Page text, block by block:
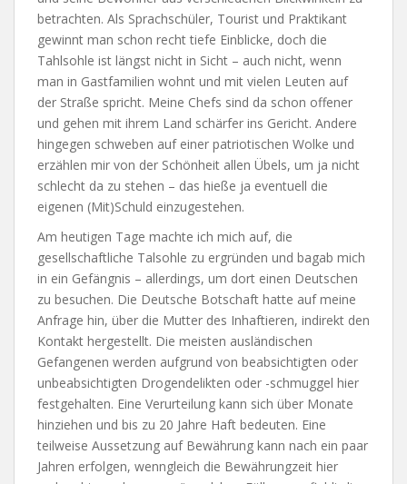
betrachten. Als Sprachschüler, Tourist und Praktikant
gewinnt man schon recht tiefe Einblicke, doch die
Tahlsohle ist längst nicht in Sicht – auch nicht, wenn
man in Gastfamilien wohnt und mit vielen Leuten auf
der Straße spricht. Meine Chefs sind da schon offener
und gehen mit ihrem Land schärfer ins Gericht. Andere
hingegen schweben auf einer patriotischen Wolke und
erzählen mir von der Schönheit allen Übels, um ja nicht
schlecht da zu stehen – das hieße ja eventuell die
eigenen (Mit)Schuld einzugestehen.
Am heutigen Tage machte ich mich auf, die
gesellschaftliche Talsohle zu ergründen und bagab mich
in ein Gefängnis – allerdings, um dort einen Deutschen
zu besuchen. Die Deutsche Botschaft hatte auf meine
Anfrage hin, über die Mutter des Inhaftieren, indirekt den
Kontakt hergestellt. Die meisten ausländischen
Gefangenen werden aufgrund von beabsichtigten oder
unbeabsichtigten Drogendelikten oder -schmuggel hier
festgehalten. Eine Verurteilung kann sich über Monate
hinziehen und bis zu 20 Jahre Haft bedeuten. Eine
teilweise Aussetzung auf Bewährung kann nach ein paar
Jahren erfolgen, wenngleich die Bewährungzeit hier